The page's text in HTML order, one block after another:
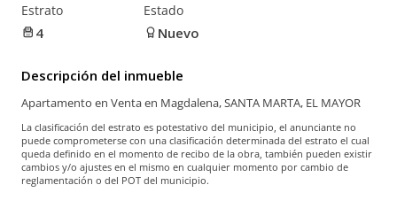
Estrato
4
Estado
Nuevo
Descripción del inmueble
Apartamento en Venta en Magdalena, SANTA MARTA, EL MAYOR
La clasificación del estrato es potestativo del municipio, el anunciante no
puede comprometerse con una clasificación determinada del estrato el cual
queda definido en el momento de recibo de la obra, también pueden existir
cambios y/o ajustes en el mismo en cualquier momento por cambio de
reglamentación o del POT del municipio.